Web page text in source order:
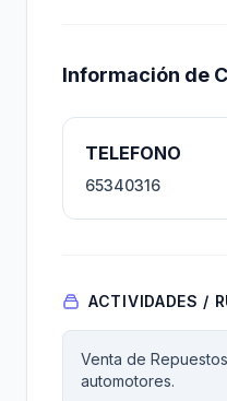
Información de
TELEFONO
65340316
ACTIVIDADES /
Venta de
automotores.